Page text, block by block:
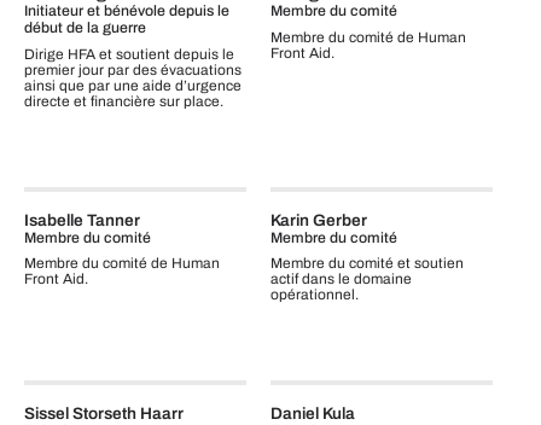
Initiateur et bénévole depuis le
début de la guerre
Dirige HFA et soutient depuis le
premier jour par des évacuations
ainsi que par une aide d’urgence
directe et financière sur place.
Membre du comité
Membre du comité de Human
Front Aid.
Isabelle Tanner
Membre du comité
Membre du comité de Human
Front Aid.
Karin Gerber
Membre du comité
Membre du comité et soutien
actif dans le domaine
opérationnel.
Sissel Storseth Haarr Daniel Kula